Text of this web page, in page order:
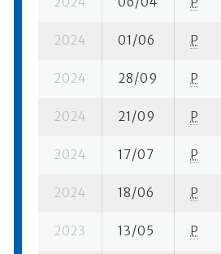
2024 01/06 P
2024 28/09 P
2024 21/09 P
2024 17/07 P
2024 18/06 P
2023 13/05 P